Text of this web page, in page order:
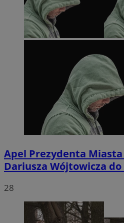
Apel Prezydenta Miasta
Dariusza Wójtowicza
28